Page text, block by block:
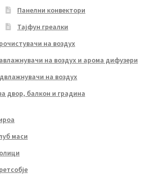
Панелни конвектори
Тајфун греалки
на воздух
на воздух и арома дифузери
на воздух
двор, балкон и градина
маси